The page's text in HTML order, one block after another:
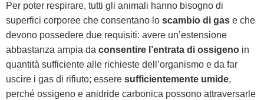
Per poter respirare, tutti gli animali hanno bisogno di
superfici corporee che consentano lo scambio di gas e che
devono possedere due requisiti: avere un’estensione
abbastanza ampia da consentire l’entrata di ossigeno in
quantità sufficiente alle richieste dell’organismo e da far
uscire i gas di rifiuto; essere sufficientemente umide,
perché ossigeno e anidride carbonica possono attraversarle